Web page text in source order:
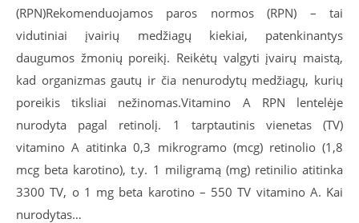
(RPN)Rekomenduojamos paros normos (RPN) – tai
vidutiniai įvairių medžiagų kiekiai, patenkinantys
daugumos žmonių poreikį. Reikėtų valgyti įvairų maistą,
kad organizmas gautų ir čia nenurodytų medžiagų, kurių
poreikis tiksliai nežinomas.Vitamino A RPN lentelėje
nurodyta pagal retinolį. 1 tarptautinis vienetas (TV)
vitamino A atitinka 0,3 mikrogramo (mcg) retinolio (1,8
mcg beta karotino), t.y. 1 miligramą (mg) retinilio atitinka
3300 TV, o 1 mg beta karotino – 550 TV vitamino A. Kai
nurodytas…